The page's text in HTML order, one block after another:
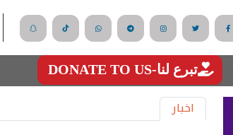
تبرع لنا-DONATE TO US
اخبار